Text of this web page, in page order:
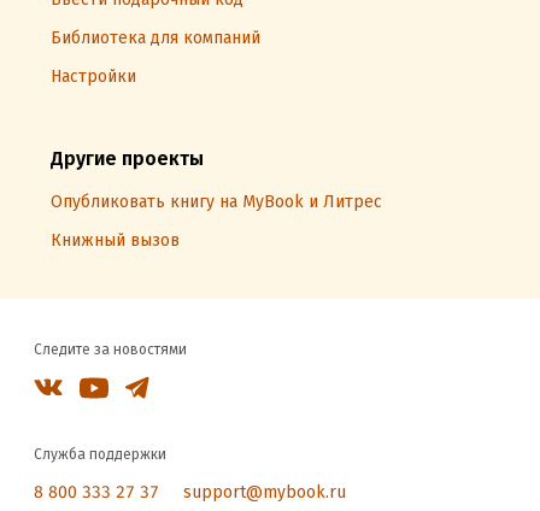
Библиотека для компаний
Настройки
Другие проекты
Опубликовать книгу на MyBook и Литрес
Книжный вызов
Следите за новостями
Служба поддержки
8 800 333 27 37 support@mybook.ru